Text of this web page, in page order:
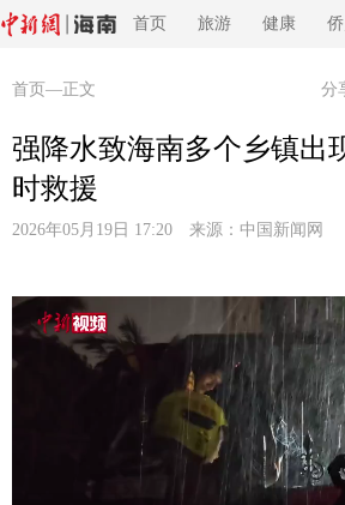
首页 旅游 健康
首页 —正文 分
强降水致海南多个乡镇出
时救援
2026年05月19日 17:20 来源： 中国新闻网